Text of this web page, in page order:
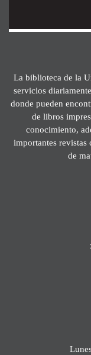
La biblioteca de la
servicios
donde pueden
de libros
conocimiento,
importantes revistas
de